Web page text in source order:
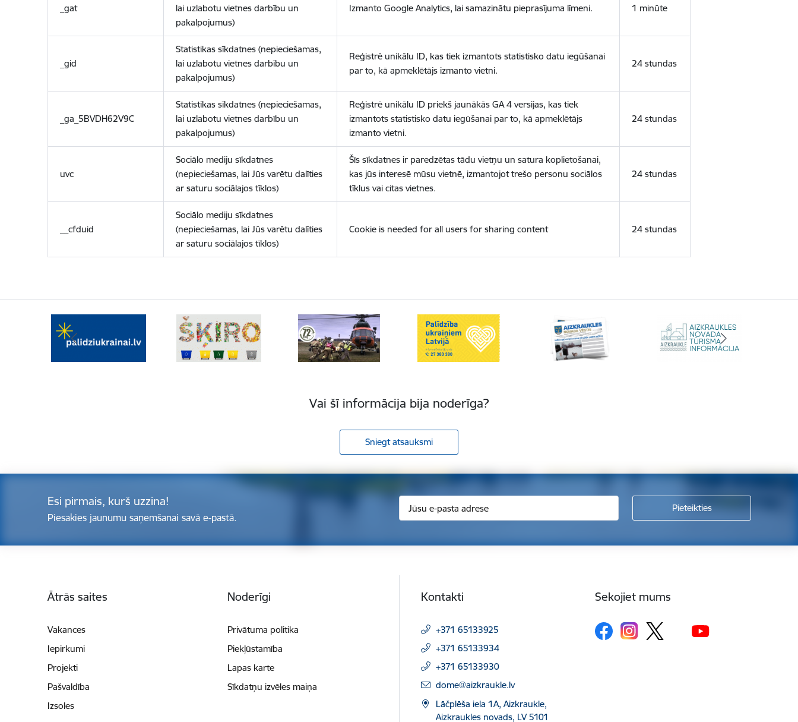
_gat
lai uzlabotu vietnes darbību un
pakalpojumus)
Izmanto Google Analytics, lai samazinātu pieprasījuma līmeni. 1 minūte
_gid
Statistikas sīkdatnes (nepieciešamas,
lai uzlabotu vietnes darbību un
pakalpojumus)
Reģistrē unikālu ID, kas tiek izmantots statistisko datu iegūšanai
par to, kā apmeklētājs izmanto vietni.
24 stundas
_ga_5BVDH62V9C
Statistikas sīkdatnes (nepieciešamas,
lai uzlabotu vietnes darbību un
pakalpojumus)
Reģistrē unikālu ID priekš jaunākās GA 4 versijas, kas tiek
izmantots statistisko datu iegūšanai par to, kā apmeklētājs
izmanto vietni.
24 stundas
uvc
Sociālo mediju sīkdatnes
(nepieciešamas, lai Jūs varētu dalīties
ar saturu sociālajos tīklos)
Šīs sīkdatnes ir paredzētas tādu vietņu un satura koplietošanai,
kas jūs interesē mūsu vietnē, izmantojot trešo personu sociālos
tīklus vai citas vietnes.
24 stundas
__cfduid
Sociālo mediju sīkdatnes
(nepieciešamas, lai Jūs varētu dalīties
ar saturu sociālajos tīklos)
Cookie is needed for all users for sharing content 24 stundas
Vai šī informācija bija noderīga?
Sniegt atsauksmi
Esi pirmais, kurš uzzina!
Piesakies jaunumu saņemšanai savā e-pastā.
Ātrās saites
Vakances
Iepirkumi
Projekti
Pašvaldība
Izsoles
Noderīgi
Privātuma politika
Piekļūstamība
Lapas karte
Sīkdatņu izvēles maiņa
Kontakti
+371 65133925
+371 65133934
+371 65133930
E-pasts:
dome@aizkraukle.lv
Lāčplēša iela 1A, Aizkraukle,
Aizkraukles novads, LV 5101
Sekojiet mums